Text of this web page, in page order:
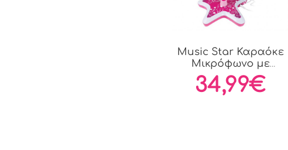
Music Star Καραόκε
Μικρόφωνο με
Φωτιζόμενη...
34,99€